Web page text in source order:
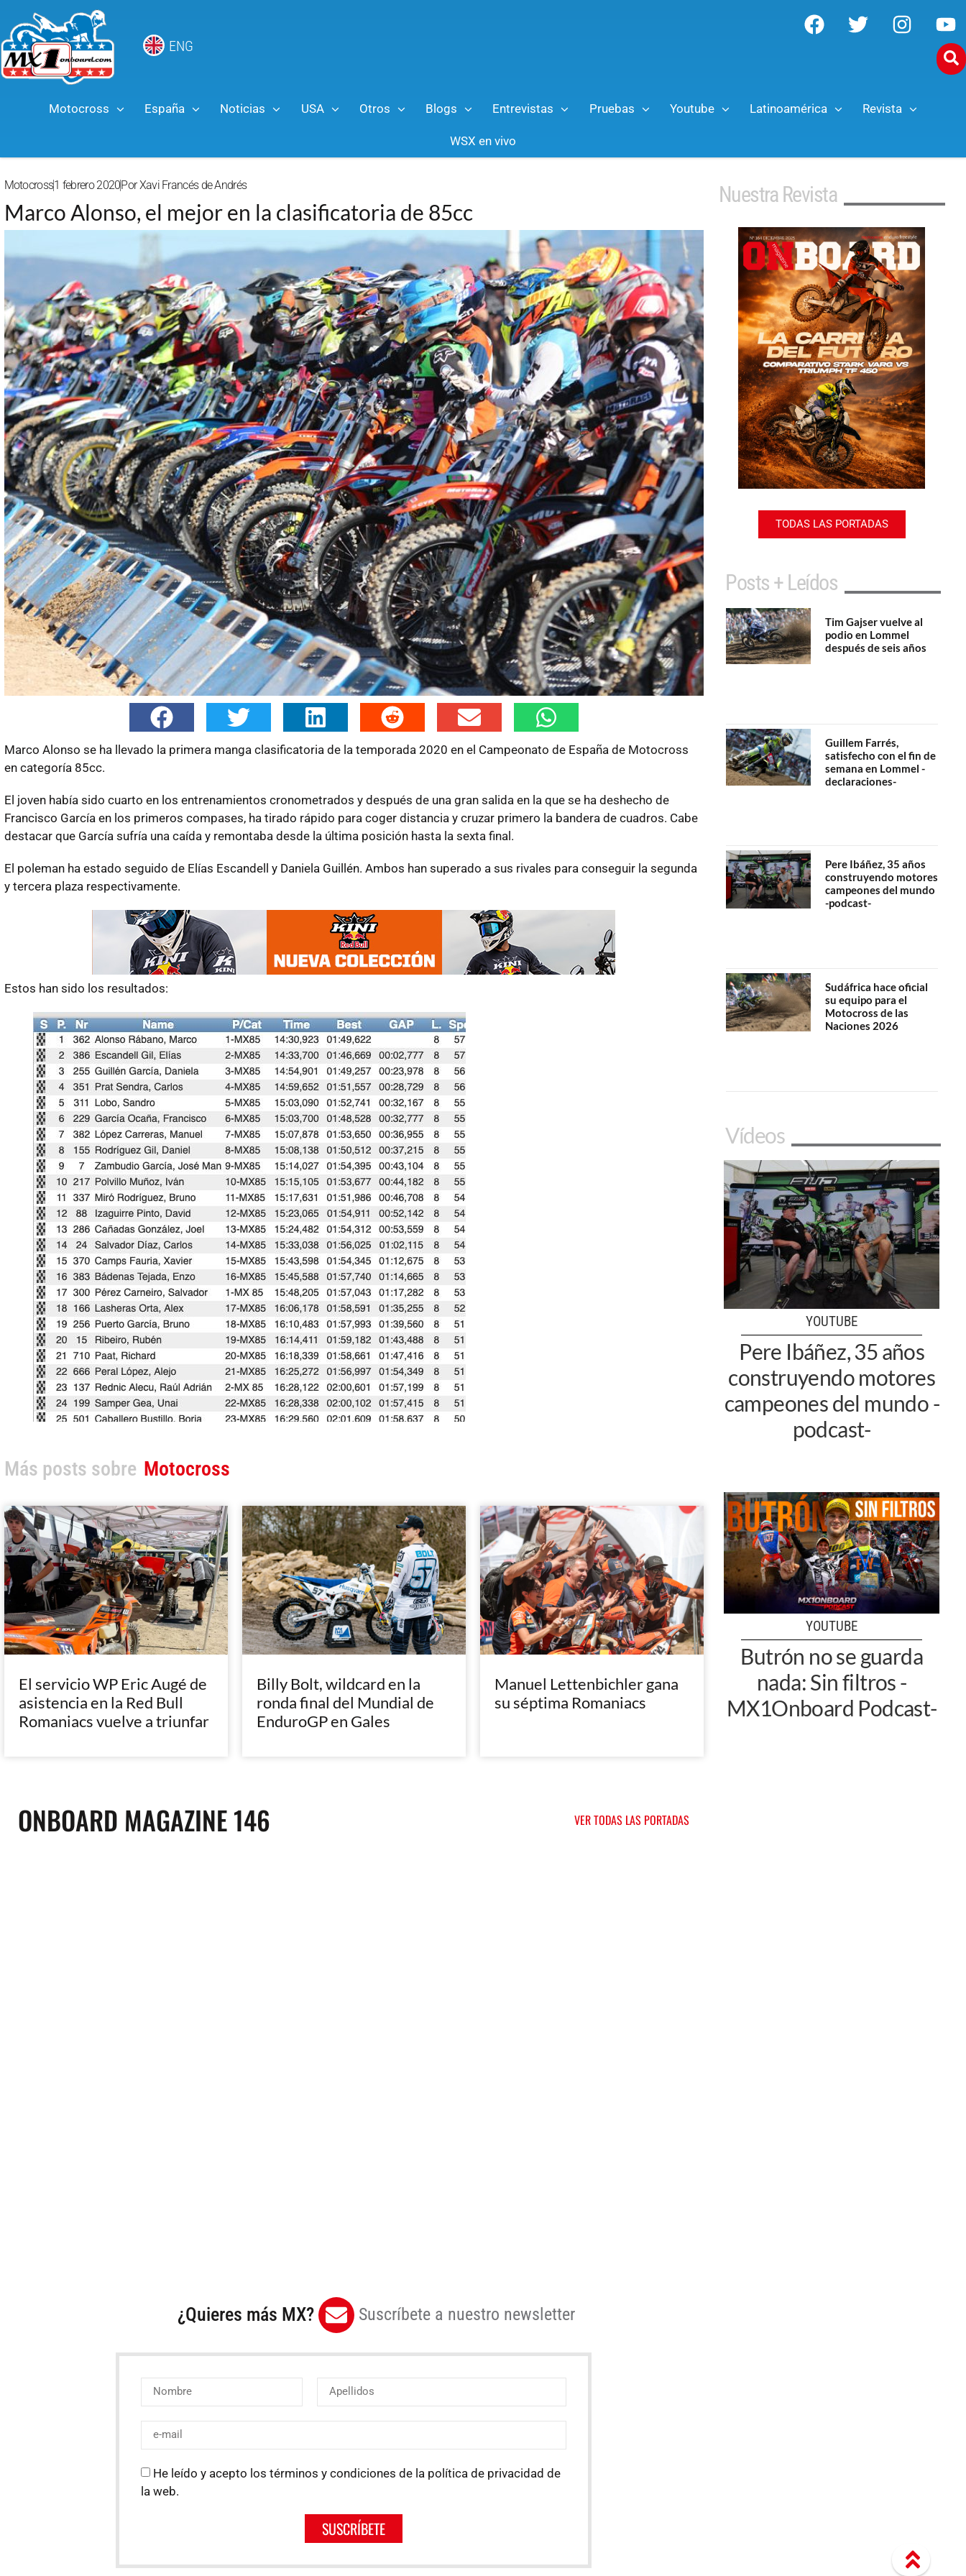
ENG
Motocross España Noticias USA Otros Blogs Entrevistas Pruebas Youtube Latinoamérica Revista
WSX en vivo
Motocross1 febrero 2020PorXavi Francés de Andrés
Marco Alonso, el mejor en la clasificatoria de 85cc
Marco Alonso se ha llevado la primera manga clasificatoria de la temporada 2020 en el Campeonato de España de Motocross
en categoría 85cc.
El joven había sido cuarto en los entrenamientos cronometrados y después de una gran salida en la que se ha deshecho de
Francisco García en los primeros compases, ha tirado rápido para coger distancia y cruzar primero la bandera de cuadros. Cabe
destacar que García sufría una caída y remontaba desde la última posición hasta la sexta final.
El poleman ha estado seguido de Elías Escandell y Daniela Guillén. Ambos han superado a sus rivales para conseguir la segunda
y tercera plaza respectivamente.
Estos han sido los resultados:
Más posts sobre Motocross
El servicio WP Eric Augé de
asistencia en la Red Bull
Romaniacs vuelve a triunfar
Billy Bolt, wildcard en la
ronda final del Mundial de
EnduroGP en Gales
Manuel Lettenbichler gana
su séptima Romaniacs
ONBOARD MAGAZINE 146 VER TODAS LAS PORTADAS
¿Quieres más MX? Suscríbete a nuestro newsletter
He leído y acepto los términos y condiciones de la política de privacidad de
la web.
SUSCRÍBETE
Nuestra Revista
TODAS LAS PORTADAS
Posts + Leídos
Tim Gajser vuelve al
podio en Lommel
después de seis años
Guillem Farrés,
satisfecho con el fin de
semana en Lommel -
declaraciones-
Pere Ibáñez, 35 años
construyendo motores
campeones del mundo
-podcast-
Sudáfrica hace oficial
su equipo para el
Motocross de las
Naciones 2026
Vídeos
YOUTUBE
Pere Ibáñez, 35 años
construyendo motores
campeones del mundo -
podcast-
YOUTUBE
Butrón no se guarda
nada: Sin filtros -
MX1Onboard Podcast-